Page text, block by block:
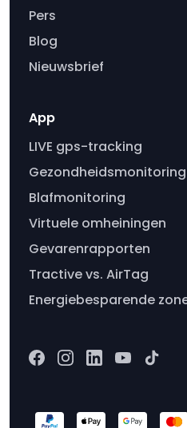
Pers
Blog
Nieuwsbrief
App
LIVE gps-tracking
Gezondheidsmonitoring
Blafmonitoring
Virtuele omheiningen
Gevarenrapporten
Tractive vs. AirTag
Energiebesparende